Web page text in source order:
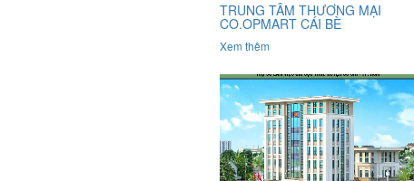
TRUNG TÂM THƯƠNG MẠI
CO.OPMART CÁI BÈ
Xem thêm